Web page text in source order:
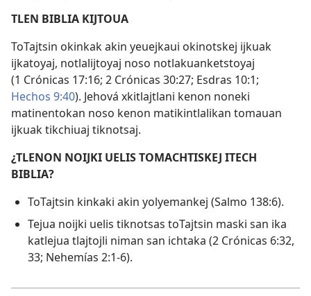
TLEN BIBLIA KIJTOUA
ToTajtsin okinkak akin yeuejkaui okinotskej ijkuak
ijkatoyaj, notlalijtoyaj noso notlakuanketstoyaj
(1 Crónicas 17:16; 2 Crónicas 30:27; Esdras 10:1;
Hechos 9:40). Jehová xkitlajtlani kenon noneki
matinentokan noso kenon matikintlalikan tomauan
ijkuak tikchiuaj tiknotsaj.
¿TLENON NOIJKI UELIS TOMACHTISKEJ ITECH
BIBLIA?
ToTajtsin kinkaki akin yolyemankej (Salmo 138:6).
Tejua noijki uelis tiknotsas toTajtsin maski san ika
katlejua tlajtojli niman san ichtaka (2 Crónicas 6:32,
33; Nehemías 2:1-6).